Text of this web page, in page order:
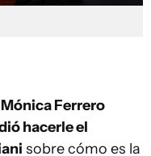
Ferrero
hacerle el
sobre cómo es la